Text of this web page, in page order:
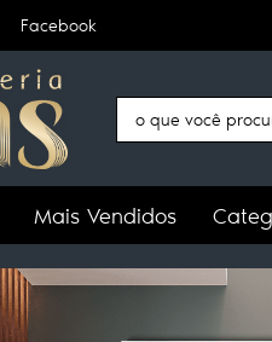
Facebook
Mais Vendidos